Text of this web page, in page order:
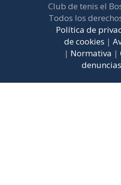
Club de tenis el
Todos los
Política de
de cookies |
| Normativa |
denuncias